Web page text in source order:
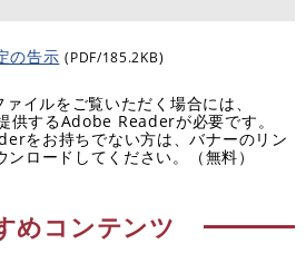
の告示 (PDF/185.2KB)
ァイルをご覧いただく場合には、
供するAdobe Readerが必要です。
をお持ちでない方は、バナーのリン
ンロードしてください。（無料）
めコンテンツ